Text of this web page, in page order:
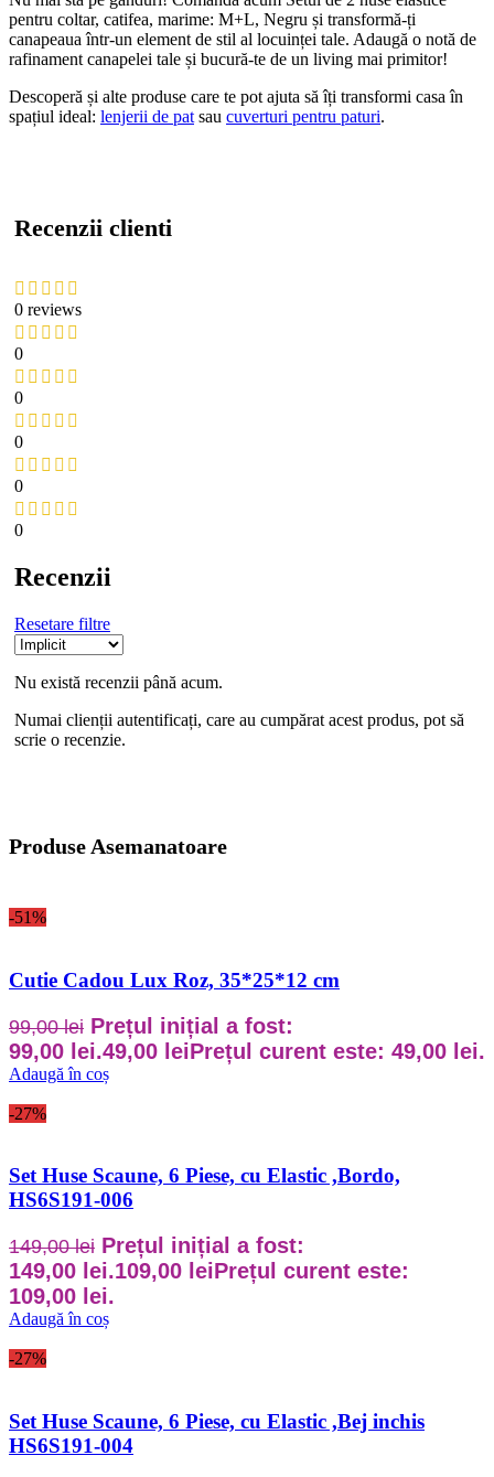
pentru coltar, catifea, marime: M+L, Negru și transformă-ți
canapeaua într-un element de stil al locuinței tale. Adaugă o notă de
rafinament canapelei tale și bucură-te de un living mai primitor!
Descoperă și alte produse care te pot ajuta să îți transformi casa în
spațiul ideal: lenjerii de pat sau cuverturi pentru paturi.
Recenzii clienti
0 reviews
0
0
0
0
0
Recenzii
Resetare filtre
Nu există recenzii până acum.
Numai clienții autentificați, care au cumpărat acest produs, pot să
scrie o recenzie.
Produse Asemanatoare
-51%
Cutie Cadou Lux Roz, 35*25*12 cm
99,00lei Prețul inițial a fost:
99,00 lei.49,00 leiPrețul curent este: 49,00 lei.
Adaugă în coș
-27%
Set Huse Scaune, 6 Piese, cu Elastic ,Bordo,
HS6S191-006
149,00lei Prețul inițial a fost:
149,00 lei.109,00 leiPrețul curent este:
109,00 lei.
Adaugă în coș
-27%
Set Huse Scaune, 6 Piese, cu Elastic ,Bej inchis
HS6S191-004